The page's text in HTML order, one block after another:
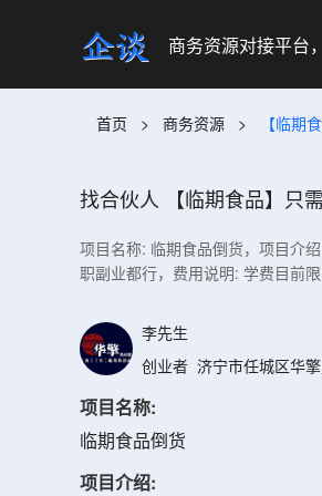
商务资源对接平台
首页 > 商务资源 > 【临期
找合伙人 【临期食品】只
项目名称: 临期食品倒货，项目介
职副业都行，费用说明: 学费目前
李先生
创业者 济宁市任城区华
项目名称:
临期食品倒货
项目介绍: